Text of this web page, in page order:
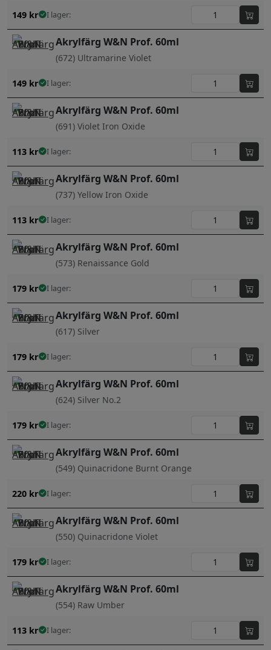
149 kr I lager:
Akrylfärg W&N Prof. 60ml
(672) Ultramarine Violet
149 kr I lager:
Akrylfärg W&N Prof. 60ml
(691) Violet Iron Oxide
113 kr I lager:
Akrylfärg W&N Prof. 60ml
(737) Yellow Iron Oxide
113 kr I lager:
Akrylfärg W&N Prof. 60ml
(573) Renaissance Gold
179 kr I lager:
Akrylfärg W&N Prof. 60ml
(617) Silver
179 kr I lager:
Akrylfärg W&N Prof. 60ml
(624) Silver No.2
179 kr I lager:
Akrylfärg W&N Prof. 60ml
(549) Quinacridone Burnt Orange
220 kr I lager:
Akrylfärg W&N Prof. 60ml
(550) Quinacridone Violet
179 kr I lager:
Akrylfärg W&N Prof. 60ml
(554) Raw Umber
113 kr I lager: